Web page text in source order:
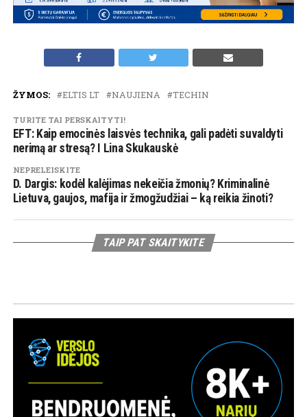
ŽYMOS: ELTIS LT NAUJIENA TECHIN
TURITE TAI PERSKAITYTI!
EFT: Kaip emocinės laisvės technika, gali padėti suvaldyti
nerimą ar stresą? I Lina Skukauskė
NEPRELEISKITE
D. Dargis: kodėl kalėjimas nekeičia žmonių? Kriminalinė
Lietuva, gaujos, mafija ir žmogžudžiai – ką reikia žinoti?
TAIP PAT SKAITYKITE